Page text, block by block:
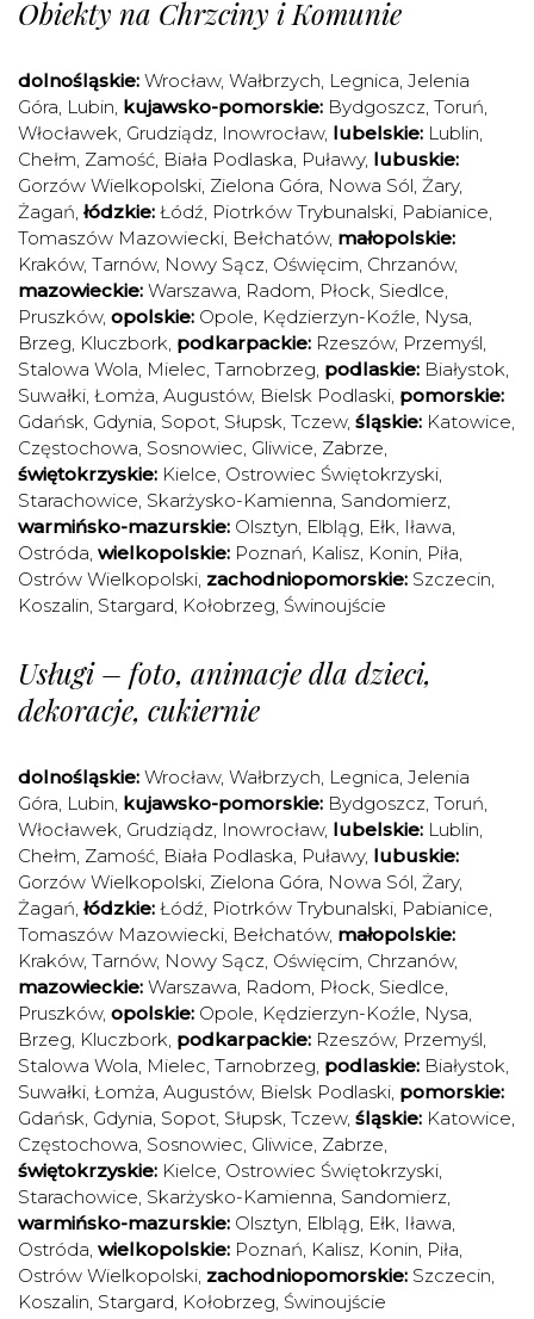
Obiekty na Chrzciny i Komunie
dolnośląskie: Wrocław, Wałbrzych, Legnica, Jelenia
Góra, Lubin, kujawsko-pomorskie: Bydgoszcz, Toruń,
Włocławek, Grudziądz, Inowrocław, lubelskie: Lublin,
Chełm, Zamość, Biała Podlaska, Puławy, lubuskie:
Gorzów Wielkopolski, Zielona Góra, Nowa Sól, Żary,
Żagań, łódzkie: Łódź, Piotrków Trybunalski, Pabianice,
Tomaszów Mazowiecki, Bełchatów, małopolskie:
Kraków, Tarnów, Nowy Sącz, Oświęcim, Chrzanów,
mazowieckie: Warszawa, Radom, Płock, Siedlce,
Pruszków, opolskie: Opole, Kędzierzyn-Koźle, Nysa,
Brzeg, Kluczbork, podkarpackie: Rzeszów, Przemyśl,
Stalowa Wola, Mielec, Tarnobrzeg, podlaskie: Białystok,
Suwałki, Łomża, Augustów, Bielsk Podlaski, pomorskie:
Gdańsk, Gdynia, Sopot, Słupsk, Tczew, śląskie: Katowice,
Częstochowa, Sosnowiec, Gliwice, Zabrze,
świętokrzyskie: Kielce, Ostrowiec Świętokrzyski,
Starachowice, Skarżysko-Kamienna, Sandomierz,
warmińsko-mazurskie: Olsztyn, Elbląg, Ełk, Iława,
Ostróda, wielkopolskie: Poznań, Kalisz, Konin, Piła,
Ostrów Wielkopolski, zachodniopomorskie: Szczecin,
Koszalin, Stargard, Kołobrzeg, Świnoujście
Usługi – foto, animacje dla dzieci,
dekoracje, cukiernie
dolnośląskie: Wrocław, Wałbrzych, Legnica, Jelenia
Góra, Lubin, kujawsko-pomorskie: Bydgoszcz, Toruń,
Włocławek, Grudziądz, Inowrocław, lubelskie: Lublin,
Chełm, Zamość, Biała Podlaska, Puławy, lubuskie:
Gorzów Wielkopolski, Zielona Góra, Nowa Sól, Żary,
Żagań, łódzkie: Łódź, Piotrków Trybunalski, Pabianice,
Tomaszów Mazowiecki, Bełchatów, małopolskie:
Kraków, Tarnów, Nowy Sącz, Oświęcim, Chrzanów,
mazowieckie: Warszawa, Radom, Płock, Siedlce,
Pruszków, opolskie: Opole, Kędzierzyn-Koźle, Nysa,
Brzeg, Kluczbork, podkarpackie: Rzeszów, Przemyśl,
Stalowa Wola, Mielec, Tarnobrzeg, podlaskie: Białystok,
Suwałki, Łomża, Augustów, Bielsk Podlaski, pomorskie:
Gdańsk, Gdynia, Sopot, Słupsk, Tczew, śląskie: Katowice,
Częstochowa, Sosnowiec, Gliwice, Zabrze,
świętokrzyskie: Kielce, Ostrowiec Świętokrzyski,
Starachowice, Skarżysko-Kamienna, Sandomierz,
warmińsko-mazurskie: Olsztyn, Elbląg, Ełk, Iława,
Ostróda, wielkopolskie: Poznań, Kalisz, Konin, Piła,
Ostrów Wielkopolski, zachodniopomorskie: Szczecin,
Koszalin, Stargard, Kołobrzeg, Świnoujście